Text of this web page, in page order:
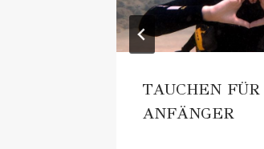
TAUCHEN FÜR
ANFÄNGER